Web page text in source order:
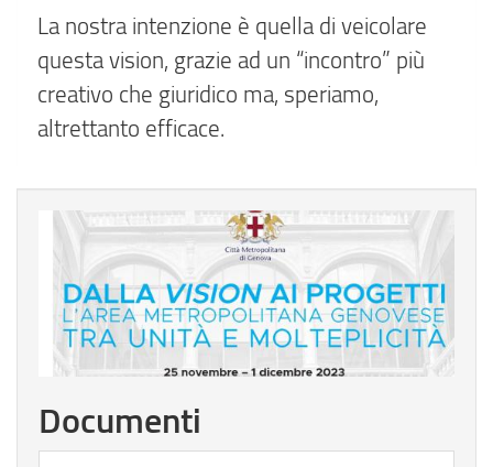
La nostra intenzione è quella di veicolare
questa vision, grazie ad un “incontro” più
creativo che giuridico ma, speriamo,
altrettanto efficace.
Documenti